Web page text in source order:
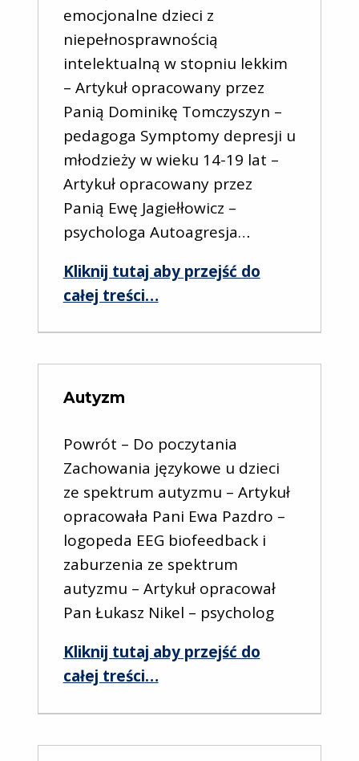
emocjonalne dzieci z
niepełnosprawnością
intelektualną w stopniu lekkim
– Artykuł opracowany przez
Panią Dominikę Tomczyszyn –
pedagoga Symptomy depresji u
młodzieży w wieku 14-19 lat –
Artykuł opracowany przez
Panią Ewę Jagiełłowicz –
psychologa Autoagresja…
Kliknij tutaj aby przejść do
całej treści“Rozwój społeczno – emocjonalny”
…
Autyzm
Powrót – Do poczytania
Zachowania językowe u dzieci
ze spektrum autyzmu – Artykuł
opracowała Pani Ewa Pazdro –
logopeda EEG biofeedback i
zaburzenia ze spektrum
autyzmu – Artykuł opracował
Pan Łukasz Nikel – psycholog
Kliknij tutaj aby przejść do
całej treści
“Autyzm”
…